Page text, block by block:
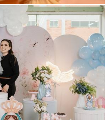
0